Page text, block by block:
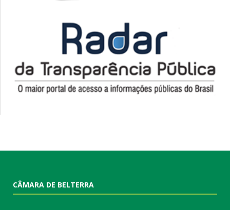
CÂMARA DE BELTERRA